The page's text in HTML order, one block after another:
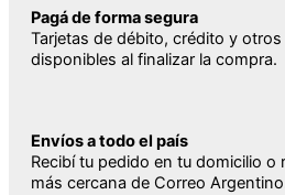
Pagá de forma segura
Tarjetas de débito, crédito y
disponibles al finalizar la compra.
Envíos a todo el país
Recibí tu pedido en tu domicilio o
más cercana de Correo